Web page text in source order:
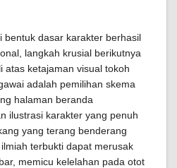
bentuk dasar karakter berhasil
langkah krusial berikutnya
atas ketajaman visual tokoh
adalah pemilihan skema
halaman beranda
ilustrasi karakter yang penuh
yang terang benderang
terbukti dapat merusak
memicu kelelahan pada otot